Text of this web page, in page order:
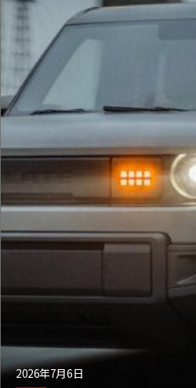
2026年7月6日